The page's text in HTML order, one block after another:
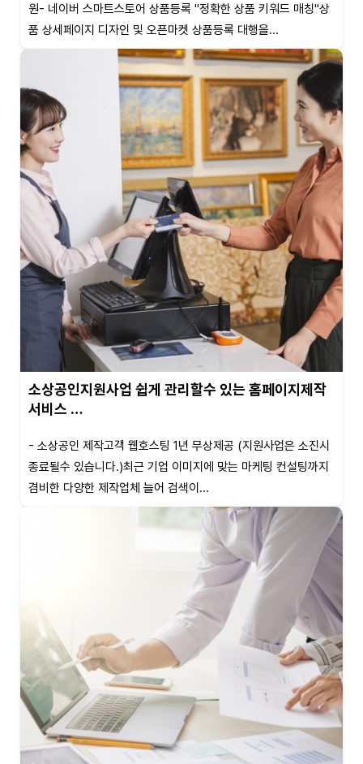
원- 네이버 스마트스토어 상품등록 "정확한 상품 키워드 매칭"상
품 상세페이지 디자인 및 오픈마켓 상품등록 대행을...
소상공인지원사업 쉽게 관리할수 있는 홈페이지제작
서비스 …
- 소상공인 제작고객 웹호스팅 1년 무상제공 (지원사업은 소진시
종료될수 있습니다.)최근 기업 이미지에 맞는 마케팅 컨설팅까지
겸비한 다양한 제작업체 늘어 검색이...